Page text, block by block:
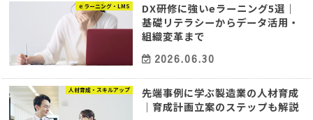
ｅラーニング・LMS
DX研修に強いeラーニング5選｜
基礎リテラシーからデータ活用・
組織変革まで
2026.06.30
人材育成・スキルアップ
先端事例に学ぶ製造業の人材育成
｜育成計画立案のステップも解説